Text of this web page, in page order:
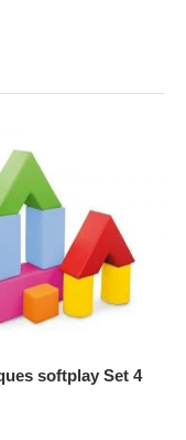
AU DEVIS
softplay Set 4